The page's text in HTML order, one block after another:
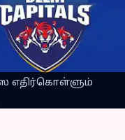
எதிர்கொள்ளும்
06:27 pm